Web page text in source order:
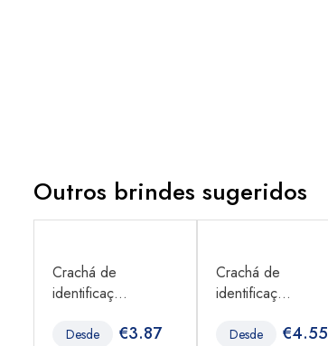
Outros brindes sugeridos
Crachá de
identificaç...
Desde €3.87
Crachá de
identificaç...
Desde €4.55